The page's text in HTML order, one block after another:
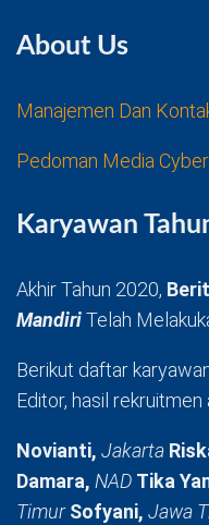
About Us
Manajemen Dan
Pedoman Media Cyber
Karyawan
Akhir Tahun 2020,
MandiriTelah
Berikut daftar
Editor, hasil rekruitmen
Novianti, Jakarta
Damara, NAD Tika
TimurSofyani, Jawa